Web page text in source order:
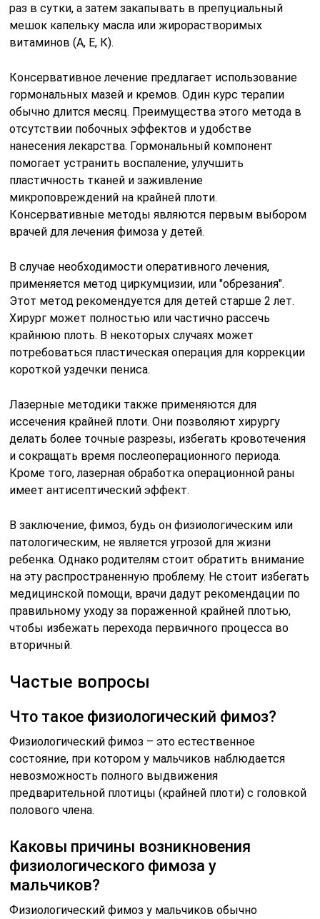
раз в сутки, а затем закапывать в препуциальный
мешок капельку масла или жирорастворимых
витаминов (А, Е, К).
Консервативное лечение предлагает использование
гормональных мазей и кремов. Один курс терапии
обычно длится месяц. Преимущества этого метода в
отсутствии побочных эффектов и удобстве
нанесения лекарства. Гормональный компонент
помогает устранить воспаление, улучшить
пластичность тканей и заживление
микроповреждений на крайней плоти.
Консервативные методы являются первым выбором
врачей для лечения фимоза у детей.
В случае необходимости оперативного лечения,
применяется метод циркумцизии, или "обрезания".
Этот метод рекомендуется для детей старше 2 лет.
Хирург может полностью или частично рассечь
крайнюю плоть. В некоторых случаях может
потребоваться пластическая операция для коррекции
короткой уздечки пениса.
Лазерные методики также применяются для
иссечения крайней плоти. Они позволяют хирургу
делать более точные разрезы, избегать кровотечения
и сокращать время послеоперационного периода.
Кроме того, лазерная обработка операционной раны
имеет антисептический эффект.
В заключение, фимоз, будь он физиологическим или
патологическим, не является угрозой для жизни
ребенка. Однако родителям стоит обратить внимание
на эту распространенную проблему. Не стоит избегать
медицинской помощи, врачи дадут рекомендации по
правильному уходу за пораженной крайней плотью,
чтобы избежать перехода первичного процесса во
вторичный.
Частые вопросы
Что такое физиологический фимоз?
Физиологический фимоз – это естественное
состояние, при котором у мальчиков наблюдается
невозможность полного выдвижения
предварительной плотицы (крайней плоти) с головкой
полового члена.
Каковы причины возникновения
физиологического фимоза у
мальчиков?
Физиологический фимоз у мальчиков обычно